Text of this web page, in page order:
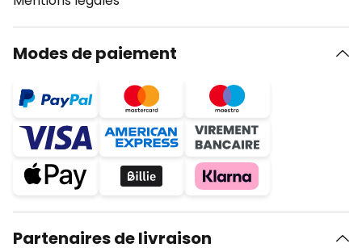
Modes de paiement
Partenaires de livraison